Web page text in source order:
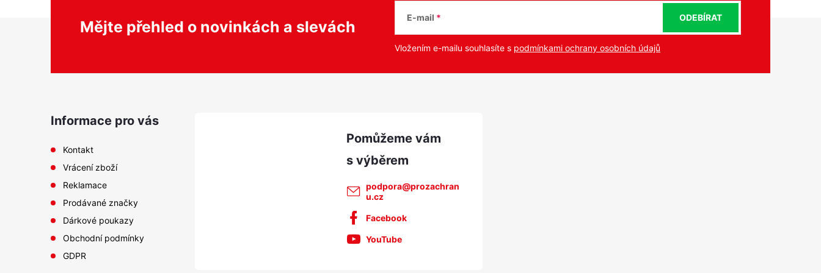
Mějte přehled o novinkách a slevách
E-mail
Vložením e-mailu souhlasíte s podmínkami ochrany osobních údajů
ODEBÍRAT
Informace pro vás
Kontakt
Vrácení zboží
Reklamace
Prodávané značky
Dárkové poukazy
Obchodní podmínky
GDPR
podpora@prozachran
u.cz
Facebook
YouTube